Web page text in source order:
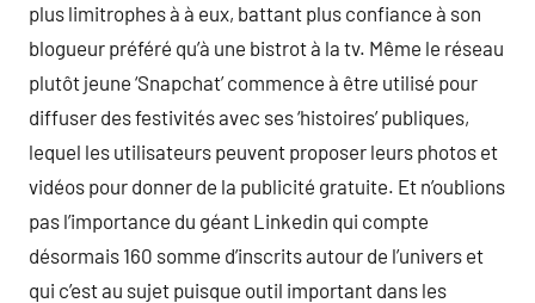
plus limitrophes à à eux, battant plus confiance à son
blogueur préféré qu’à une bistrot à la tv. Même le réseau
plutôt jeune ‘Snapchat’ commence à être utilisé pour
diffuser des festivités avec ses ‘histoires’ publiques,
lequel les utilisateurs peuvent proposer leurs photos et
vidéos pour donner de la publicité gratuite. Et n’oublions
pas l’importance du géant Linkedin qui compte
désormais 160 somme d’inscrits autour de l’univers et
qui c’est au sujet puisque outil important dans les